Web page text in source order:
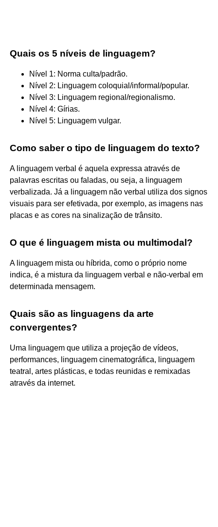
Quais os 5 níveis de linguagem?
Nível 1: Norma culta/padrão.
Nível 2: Linguagem coloquial/informal/popular.
Nível 3: Linguagem regional/regionalismo.
Nível 4: Gírias.
Nível 5: Linguagem vulgar.
Como saber o tipo de linguagem do texto?
A linguagem verbal é aquela expressa através de
palavras escritas ou faladas, ou seja, a linguagem
verbalizada. Já a linguagem não verbal utiliza dos signos
visuais para ser efetivada, por exemplo, as imagens nas
placas e as cores na sinalização de trânsito.
O que é linguagem mista ou multimodal?
A linguagem mista ou híbrida, como o próprio nome
indica, é a mistura da linguagem verbal e não-verbal em
determinada mensagem.
Quais são as linguagens da arte
convergentes?
Uma linguagem que utiliza a projeção de vídeos,
performances, linguagem cinematográfica, linguagem
teatral, artes plásticas, e todas reunidas e remixadas
através da internet.